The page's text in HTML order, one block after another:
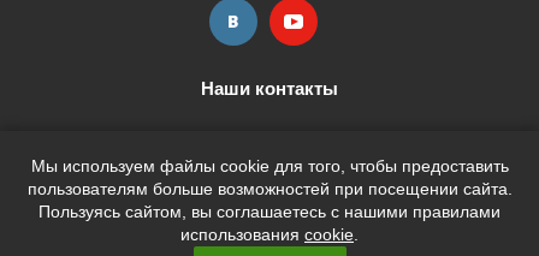
Мы используем файлы cookie для того, чтобы предоставить
пользователям больше возможностей при посещении сайта.
Пользуясь сайтом, вы соглашаетесь с нашими правилами
использования cookie
Наши контакты